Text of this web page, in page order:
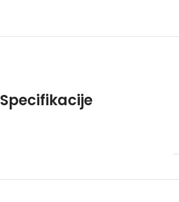
Specifikacije